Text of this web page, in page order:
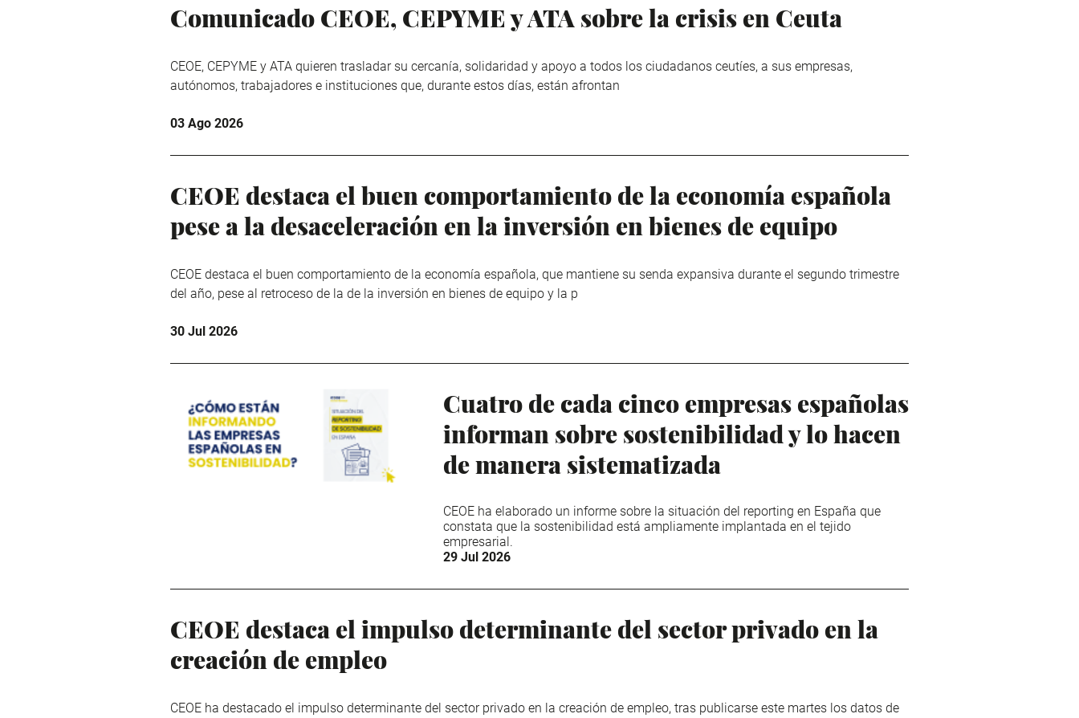
Comunicado CEOE, CEPYME y ATA sobre la crisis en Ceuta
CEOE, CEPYME y ATA quieren trasladar su cercanía, solidaridad y apoyo a todos los ciudadanos ceutíes, a sus empresas,
autónomos, trabajadores e instituciones que, durante estos días, están afrontan
03 Ago 2026
CEOE destaca el buen comportamiento de la economía española
pese a la desaceleración en la inversión en bienes de equipo
CEOE destaca el buen comportamiento de la economía española, que mantiene su senda expansiva durante el segundo trimestre
del año, pese al retroceso de la de la inversión en bienes de equipo y la p
30 Jul 2026
Cuatro de cada cinco empresas españolas
informan sobre sostenibilidad y lo hacen
de manera sistematizada
CEOE ha elaborado un informe sobre la situación del reporting en España que
constata que la sostenibilidad está ampliamente implantada en el tejido
empresarial.
29 Jul 2026
CEOE destaca el impulso determinante del sector privado en la
creación de empleo
CEOE ha destacado el impulso determinante del sector privado en la creación de empleo, tras publicarse este martes los datos de